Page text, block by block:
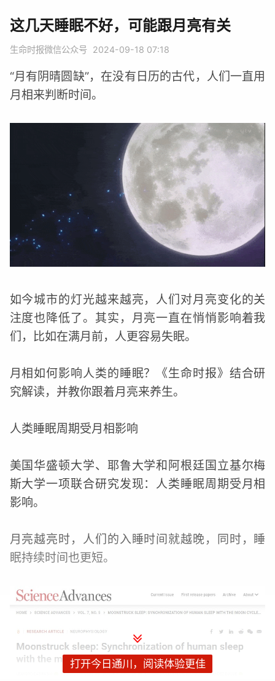
这几天睡眠不好，可能跟月亮有关
生命时报微信公众号 2024-09-18 07:18
“月有阴晴圆缺”，在没有日历的古代，人们一直用
月相来判断时间。
如今城市的灯光越来越亮，人们对月亮变化的关
注度也降低了。其实，月亮一直在悄悄影响着我
们，比如在满月前，人更容易失眠。
月相如何影响人类的睡眠？《生命时报》结合研
究解读，并教你跟着月亮来养生。
人类睡眠周期受月相影响
美国华盛顿大学、耶鲁大学和阿根廷国立基尔梅
斯大学一项联合研究发现：人类睡眠周期受月相
影响。
月亮越亮时，人们的入睡时间就越晚，同时，睡
眠持续时间也更短。
打开今日通川，阅读体验更佳